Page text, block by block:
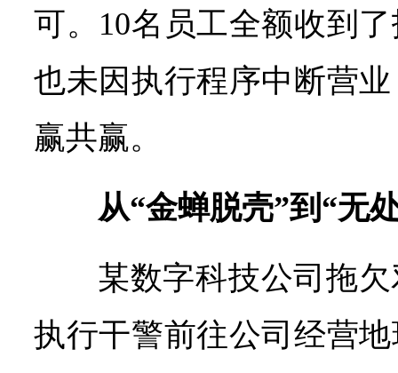
可。10名员工全额收到
也未因执行程序中断营
赢共赢。
从“金蝉脱壳”到“无
某数字科技公司拖
执行干警前往公司经营